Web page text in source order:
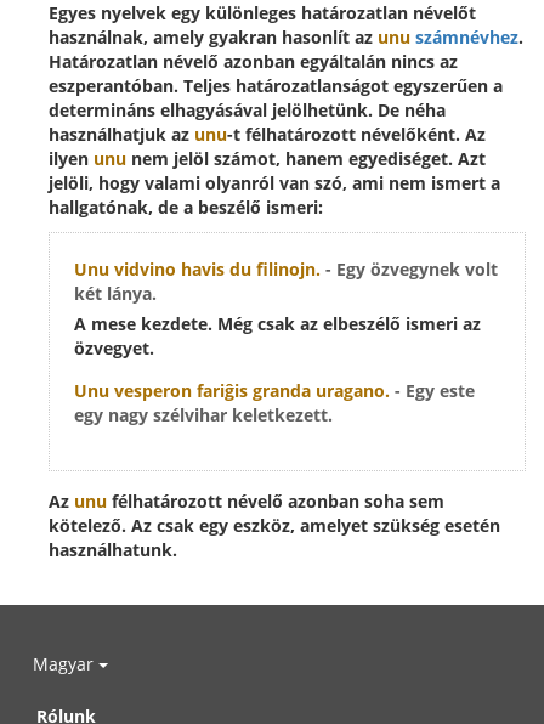
Egyes nyelvek egy különleges határozatlan névelőt
használnak, amely gyakran hasonlít az unu számnévhez.
Határozatlan névelő azonban egyáltalán nincs az
eszperantóban. Teljes határozatlanságot egyszerűen a
determináns elhagyásával jelölhetünk. De néha
használhatjuk az unu-t félhatározott névelőként. Az
ilyen unu nem jelöl számot, hanem egyediséget. Azt
jelöli, hogy valami olyanról van szó, ami nem ismert a
hallgatónak, de a beszélő ismeri:
Unu vidvino havis du filinojn. - Egy özvegynek volt
két lánya.
A mese kezdete. Még csak az elbeszélő ismeri az
özvegyet.
Unu vesperon fariĝis granda uragano. - Egy este
egy nagy szélvihar keletkezett.
Az unu félhatározott névelő azonban soha sem
kötelező. Az csak egy eszköz, amelyet szükség esetén
használhatunk.
Magyar
Rólunk